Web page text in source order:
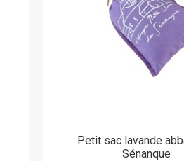
Petit sac lavande
Sénanque